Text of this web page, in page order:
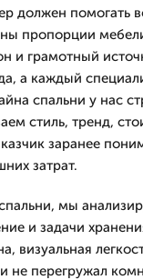
должен помогать
пропорции
и грамотный
а каждый
спальни у нас
стиль, тренд,
заранее
затрат.
мы
и задачи
визуальная
не перегружал